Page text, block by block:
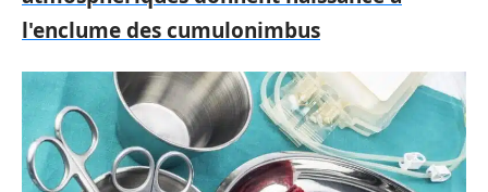
l'enclume des cumulonimbus